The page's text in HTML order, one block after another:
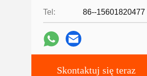
Tel: 86--15601820477
Skontaktuj się teraz